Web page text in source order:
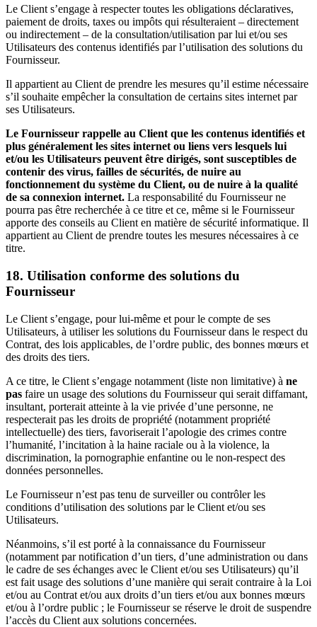
Le Client s’engage à respecter toutes les obligations déclaratives,
paiement de droits, taxes ou impôts qui résulteraient – directement
ou indirectement – de la consultation/utilisation par lui et/ou ses
Utilisateurs des contenus identifiés par l’utilisation des solutions du
Fournisseur.
Il appartient au Client de prendre les mesures qu’il estime nécessaire
s’il souhaite empêcher la consultation de certains sites internet par
ses Utilisateurs.
Le Fournisseur rappelle au Client que les contenus identifiés et
plus généralement les sites internet ou liens vers lesquels lui
et/ou les Utilisateurs peuvent être dirigés, sont susceptibles de
contenir des virus, failles de sécurités, de nuire au
fonctionnement du système du Client, ou de nuire à la qualité
de sa connexion internet. La responsabilité du Fournisseur ne
pourra pas être recherchée à ce titre et ce, même si le Fournisseur
apporte des conseils au Client en matière de sécurité informatique. Il
appartient au Client de prendre toutes les mesures nécessaires à ce
titre.
18. Utilisation conforme des solutions du
Fournisseur
Le Client s’engage, pour lui-même et pour le compte de ses
Utilisateurs, à utiliser les solutions du Fournisseur dans le respect du
Contrat, des lois applicables, de l’ordre public, des bonnes mœurs et
des droits des tiers.
A ce titre, le Client s’engage notamment (liste non limitative) à ne
pas faire un usage des solutions du Fournisseur qui serait diffamant,
insultant, porterait atteinte à la vie privée d’une personne, ne
respecterait pas les droits de propriété (notamment propriété
intellectuelle) des tiers, favoriserait l’apologie des crimes contre
l’humanité, l’incitation à la haine raciale ou à la violence, la
discrimination, la pornographie enfantine ou le non-respect des
données personnelles.
Le Fournisseur n’est pas tenu de surveiller ou contrôler les
conditions d’utilisation des solutions par le Client et/ou ses
Utilisateurs.
Néanmoins, s’il est porté à la connaissance du Fournisseur
(notamment par notification d’un tiers, d’une administration ou dans
le cadre de ses échanges avec le Client et/ou ses Utilisateurs) qu’il
est fait usage des solutions d’une manière qui serait contraire à la Loi
et/ou au Contrat et/ou aux droits d’un tiers et/ou aux bonnes mœurs
et/ou à l’ordre public ; le Fournisseur se réserve le droit de suspendre
l’accès du Client aux solutions concernées.